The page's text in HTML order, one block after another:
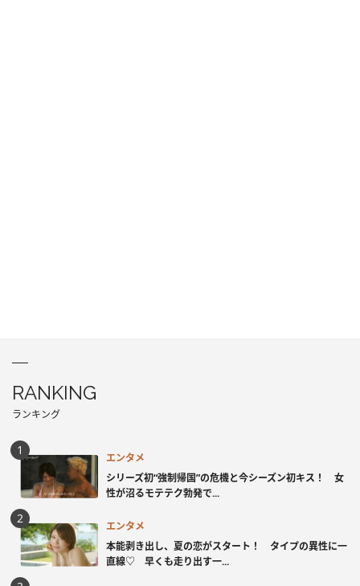
RANKING
ランキング
エンタメ
シリーズ初“強制帰国”の危機と今シーズン初キス！ 女
性が沼るモテテク勃発で...
エンタメ
本能剥き出し、夏の恋がスタート！ タイプの異性に一
直線♡ 早くも走り出す一...